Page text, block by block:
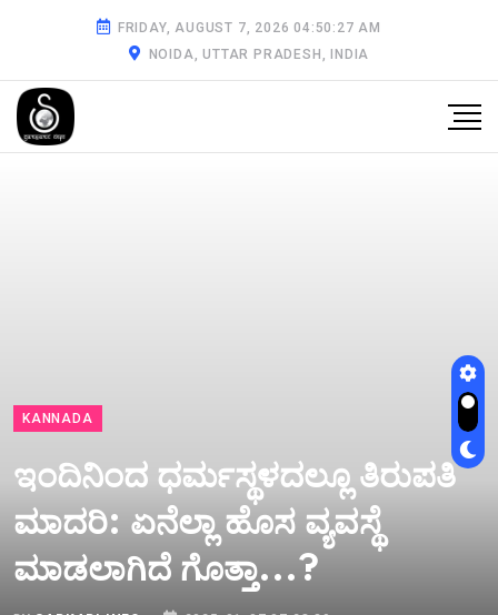
FRIDAY, AUGUST 7, 2026 04:50:28 AM
NOIDA, UTTAR PRADESH, INDIA
KANNADA
ಇಂದಿನಿಂದ ಧರ್ಮಸ್ಥಳದಲ್ಲೂ ತಿರುಪತಿ
ಮಾದರಿ: ಏನೆಲ್ಲಾ ಹೊಸ ವ್ಯವಸ್ಥೆ
ಮಾಡಲಾಗಿದೆ ಗೊತ್ತಾ...?